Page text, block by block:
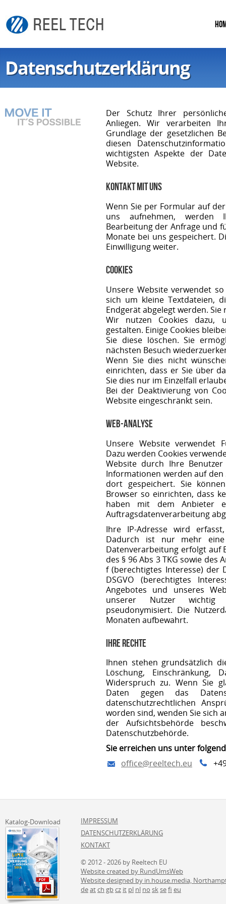
Datenschutzerklärung
Der Schutz Ihrer
Anliegen. Wir verarbeiten
Grundlage der gesetzlichen
diesen
wichtigsten Aspekte der
Website.
Kontakt mit uns
Wenn Sie per Formular auf
uns aufnehmen, werden
Bearbeitung der Anfrage und
Monate bei uns gespeichert.
Einwilligung weiter.
Cookies
Unsere Website verwendet
sich um kleine Textdateien,
Endgerät abgelegt werden.
Wir nutzen Cookies dazu,
gestalten. Einige Cookies
Sie diese löschen. Sie
nächsten Besuch
Wenn Sie dies nicht
einrichten, dass er Sie über
Sie dies nur im Einzelfall
Bei der Deaktivierung von
Website eingeschränkt sein.
Web-Analyse
Unsere Website verwendet
Dazu werden Cookies
Website durch Ihre
Informationen werden auf
dort gespeichert. Sie
Browser so einrichten, dass
haben mit dem Anbieter
Auftragsdatenverarbeitung
Ihre IP-Adresse wird
Dadurch ist nur mehr eine
Datenverarbeitung erfolgt auf
des § 96 Abs 3 TKG sowie
f (berechtigtes Interesse) der
DSGVO (berechtigtes
Angebotes und unseres
unserer Nutzer
pseudonymisiert. Die
Monaten aufbewahrt.
Ihre Rechte
Ihnen stehen grundsätzlich
Löschung, Einschränkung,
Widerspruch zu. Wenn Sie
Daten gegen das
datenschutzrechtlichen
worden sind, wenden Sie sich
der Aufsichtsbehörde
Datenschutzbehörde.
Sie erreichen uns unter
office@reeltech.eu
Katalog-Download
IMPRESSUM
DATENSCHUTZERKLÄRUNG
KONTAKT
© 2012 - 2026 by Reeltech EU
Website created by RundUmsWeb
Website designed by in.house.media,
deatch gbcz it pl nl no sksefi eu